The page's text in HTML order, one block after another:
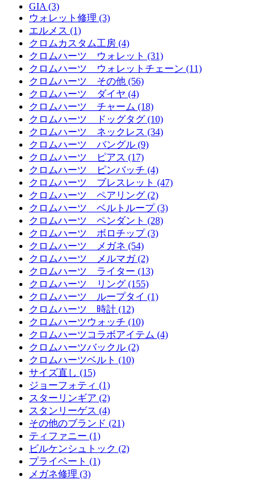
GIA (3)
ウォレット修理 (3)
エルメス (1)
クロムカスタム工房 (4)
クロムハーツ ウォレット (31)
クロムハーツ ウォレットチェーン (11)
クロムハーツ その他 (56)
クロムハーツ ダイヤ (4)
クロムハーツ チャーム (18)
クロムハーツ ドッグタグ (10)
クロムハーツ ネックレス (34)
クロムハーツ バングル (9)
クロムハーツ ピアス (17)
クロムハーツ ピンバッチ (4)
クロムハーツ ブレスレット (47)
クロムハーツ ペアリング (2)
クロムハーツ ベルトループ (3)
クロムハーツ ペンダント (28)
クロムハーツ ボロチップ (3)
クロムハーツ メガネ (54)
クロムハーツ メルマガ (2)
クロムハーツ ライター (13)
クロムハーツ リング (155)
クロムハーツ ループタイ (1)
クロムハーツ 時計 (12)
クロムハーツウォッチ (10)
クロムハーツコラボアイテム (4)
クロムハーツバックル (2)
クロムハーツベルト (10)
サイズ直し (15)
ジョーフォティ (1)
スターリンギア (2)
スタンリーゲス (4)
その他のブランド (21)
ティファニー (1)
ビルケンシュトック (2)
プライベート (1)
メガネ修理 (3)